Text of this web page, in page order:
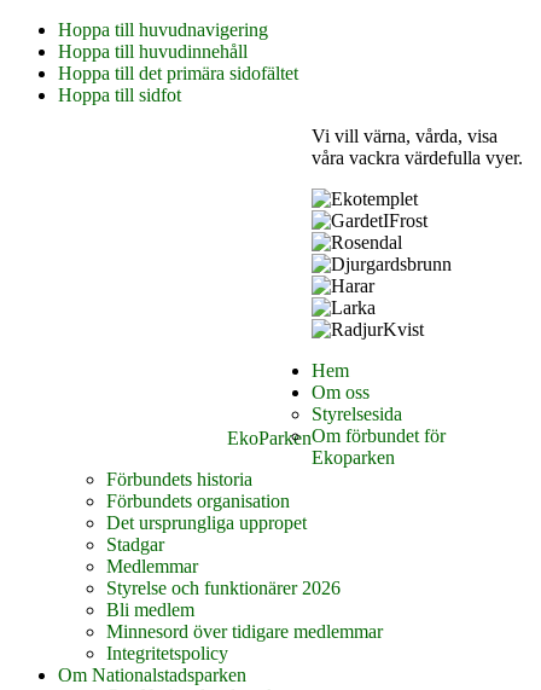
Hoppa till huvudnavigering
Hoppa till huvudinnehåll
Hoppa till det primära sidofältet
Hoppa till sidfot
EkoParken
Vi vill värna, vårda, visa
våra vackra värdefulla vyer.
Hem
Om oss
Styrelsesida
Om förbundet för
Ekoparken
Förbundets historia
Förbundets organisation
Det ursprungliga uppropet
Stadgar
Medlemmar
Styrelse och funktionärer 2026
Bli medlem
Minnesord över tidigare medlemmar
Integritetspolicy
Om Nationalstadsparken